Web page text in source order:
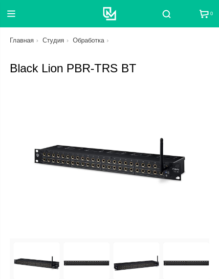
Поиск 0
Главная Студия Обработка
Black Lion PBR-TRS BT